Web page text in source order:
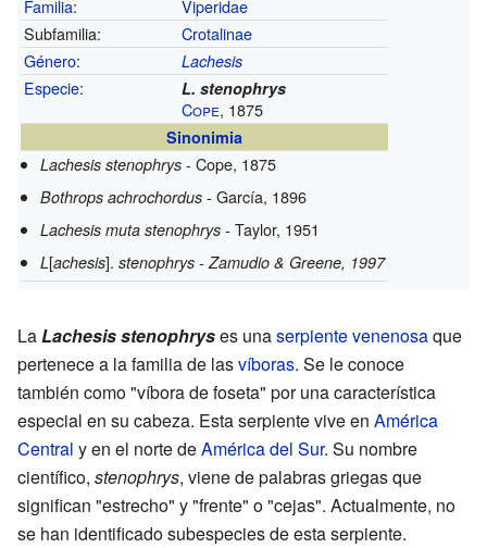
Familia:
Viperidae
Subfamilia:
Crotalinae
Género: Lachesis
Especie: L. stenophrys
Cope, 1875
Sinonimia
Lachesis stenophrys- Cope, 1875
Bothrops achrochordus- García, 1896
Lachesis muta stenophrys- Taylor, 1951
L[achesis]. stenophrys - Zamudio & Greene, 1997
LaLachesis stenophryses unaserpiente venenosaque
pertenece a la familia de lasvíboras. Se le conoce
también como "víbora de foseta" por una característica
especial en su cabeza. Esta serpiente vive en América
Central y en el norte deAmérica del Sur. Su nombre
científico, stenophrys, viene de palabras griegas que
significan "estrecho" y "frente" o "cejas". Actualmente, no
se han identificado subespecies de esta serpiente.